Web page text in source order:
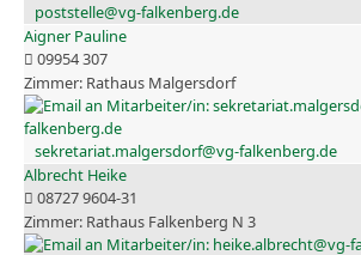
poststelle@vg-falkenberg.de
Aigner Pauline
09954 307
Rathaus Malgersdorf
sekretariat.malgersdorf@vg-falkenberg.de
Albrecht Heike
08727 9604-31
Rathaus Falkenberg N 3